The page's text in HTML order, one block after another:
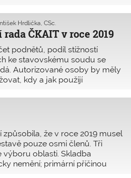
mandatář a ředitel
ČKAIT.
rada ČKAIT v roce 2019
Hrdlička, CSc.
podnětů, podíl stížností
ke stavovskému soudu se
Autorizované osoby by měly
kdy a jak použijí
že v roce 2019 musel
pouze osmi členů. Tři
oblasti. Skladba
nemění; primární příčinou